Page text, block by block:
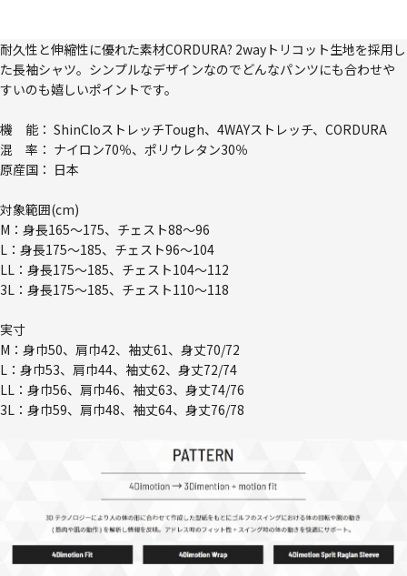
耐久性と伸縮性に優れた素材CORDURA? 2wayトリコット生地を採用し
た長袖シャツ。シンプルなデザインなのでどんなパンツにも合わせや
すいのも嬉しいポイントです。
機 能： ShinCloストレッチTough、4WAYストレッチ、CORDURA
混 率： ナイロン70％、ポリウレタン30％
原産国： 日本
対象範囲(cm)
M：身長165～175、チェスト88～96
L：身長175～185、チェスト96～104
LL：身長175～185、チェスト104～112
3L：身長175～185、チェスト110～118
実寸
M：身巾50、肩巾42、袖丈61、身丈70/72
L：身巾53、肩巾44、袖丈62、身丈72/74
LL：身巾56、肩巾46、袖丈63、身丈74/76
3L：身巾59、肩巾48、袖丈64、身丈76/78